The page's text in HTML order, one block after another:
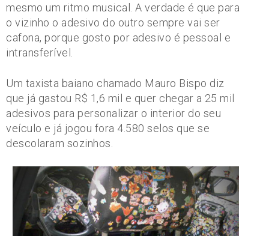
mesmo um ritmo musical. A verdade é que para
o vizinho o adesivo do outro sempre vai ser
cafona, porque gosto por adesivo é pessoal e
intransferível.
Um taxista baiano chamado Mauro Bispo diz
que já gastou R$ 1,6 mil e quer chegar a 25 mil
adesivos para personalizar o interior do seu
veículo e já jogou fora 4.580 selos que se
descolaram sozinhos.